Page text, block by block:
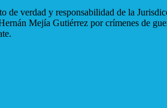
de verdad y responsabilidad de la
Mejía Gutiérrez por crímenes de